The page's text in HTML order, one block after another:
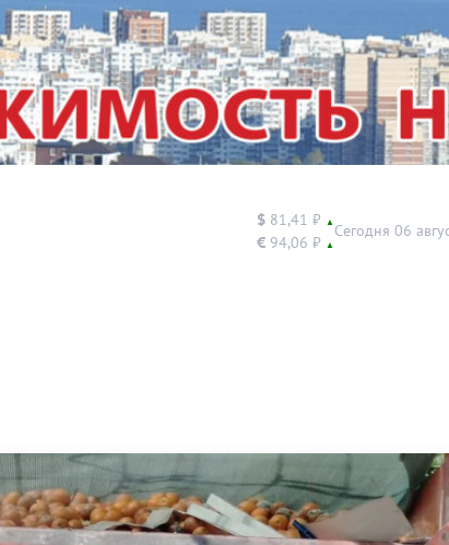
$ 81,41 ₽ ▲
€ 94,06 ₽ ▲
Сегодня 06